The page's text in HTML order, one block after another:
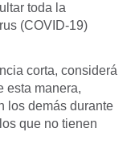
toda la
(COVID-19)
corta, considerá
esta manera,
los demás durante
que no tienen